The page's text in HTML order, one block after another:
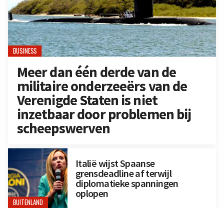
BUSINESS
Meer dan één derde van de
militaire onderzeeërs van de
Verenigde Staten is niet
inzetbaar door problemen bij
scheepswerven
BUITENLAND
Italië wijst Spaanse
grensdeadline af terwijl
diplomatieke spanningen
oplopen